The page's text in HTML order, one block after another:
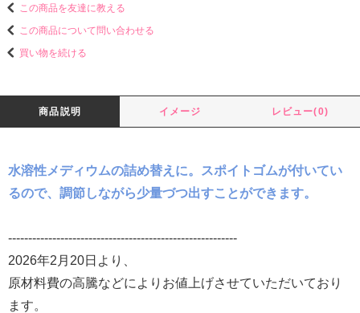
この商品を友達に教える
この商品について問い合わせる
買い物を続ける
商品説明 イメージ レビュー(0)
水溶性メディウムの詰め替えに。スポイトゴムが付いてい
るので、調節しながら少量づつ出すことができます。
---------------------------------------------------------
2026年2月20日より、
原材料費の高騰などによりお値上げさせていただいており
ます。